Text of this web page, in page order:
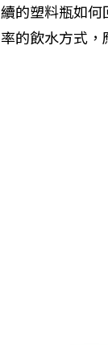
續的塑料瓶如
率的飲水方式